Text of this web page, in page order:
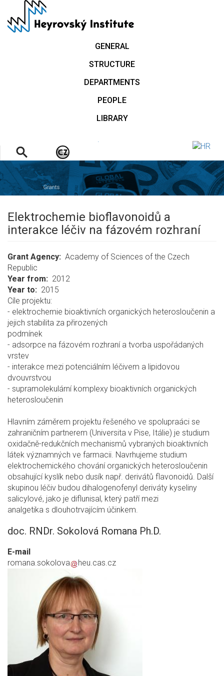
main
GENERAL
STRUCTURE
DEPARTMENTS
PEOPLE
LIBRARY
.
Elektrochemie bioflavonoidů a
interakce léčiv na fázovém rozhraní
Grant Agency
Academy of Sciences of the Czech
Republic
Year from
2012
Year to
2015
Cíle projektu:
- elektrochemie bioaktivních organických heterosloučenin a
jejich stabilita za přirozených
podmínek
- adsorpce na fázovém rozhraní a tvorba uspořádaných
vrstev
- interakce mezi potenciálním léčivem a lipidovou
dvouvrstvou
- supramolekulární komplexy bioaktivních organických
heterosloučenin
Hlavním záměrem projektu řešeného ve spolupraáci se
zahraničním partnerem (Universita v Pise, Itálie) je studium
oxidačně-redukčních mechanismů vybraných bioaktivních
látek významných ve farmacii. Navrhujeme studium
elektrochemického chování organických heterosloučenin
obsahující kyslík nebo dusík např. derivátů flavonoidů. Další
skupinou léčiv budou dihalogenofenyl deriváty kyseliny
salicylové, jako je diflunisal, který patří mezi
analgetika s dlouhotrvajícím účinkem.
doc. RNDr. Sokolová Romana Ph.D.
E-mail
romana.sokolova
heu.cas.cz